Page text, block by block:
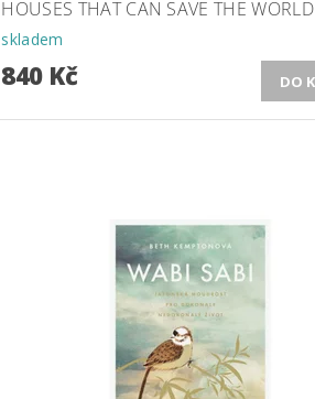
HOUSES THAT CAN SAVE THE WORLD
skladem
840 Kč